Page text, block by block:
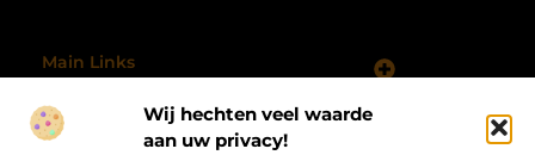
Wij hechten veel waarde
aan uw privacy!
Main Links
@2025 All Right Reserved.
Bericht categorie